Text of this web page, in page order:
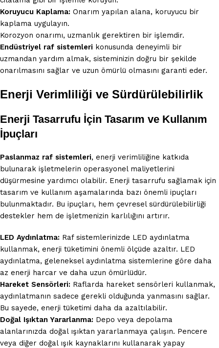
Koruyucu Kaplama: Onarım yapılan alana, koruyucu bir
kaplama uygulayın.
Korozyon onarımı, uzmanlık gerektiren bir işlemdir.
Endüstriyel raf sistemleri konusunda deneyimli bir
uzmandan yardım almak, sisteminizin doğru bir şekilde
onarılmasını sağlar ve uzun ömürlü olmasını garanti eder.
Enerji Verimliliği ve Sürdürülebilirlik
Enerji Tasarrufu İçin Tasarım ve Kullanım
İpuçları
Paslanmaz raf sistemleri, enerji verimliliğine katkıda
bulunarak işletmelerin operasyonel maliyetlerini
düşürmesine yardımcı olabilir. Enerji tasarrufu sağlamak için
tasarım ve kullanım aşamalarında bazı önemli ipuçları
bulunmaktadır. Bu ipuçları, hem çevresel sürdürülebilirliği
destekler hem de işletmenizin karlılığını artırır.
LED Aydınlatma: Raf sistemlerinizde LED aydınlatma
kullanmak, enerji tüketimini önemli ölçüde azaltır. LED
aydınlatma, geleneksel aydınlatma sistemlerine göre daha
az enerji harcar ve daha uzun ömürlüdür.
Hareket Sensörleri: Raflarda hareket sensörleri kullanmak,
aydınlatmanın sadece gerekli olduğunda yanmasını sağlar.
Bu sayede, enerji tüketimi daha da azaltılabilir.
Doğal Işıktan Yararlanma: Depo veya depolama
alanlarınızda doğal ışıktan yararlanmaya çalışın. Pencere
veya diğer doğal ışık kaynaklarını kullanarak yapay